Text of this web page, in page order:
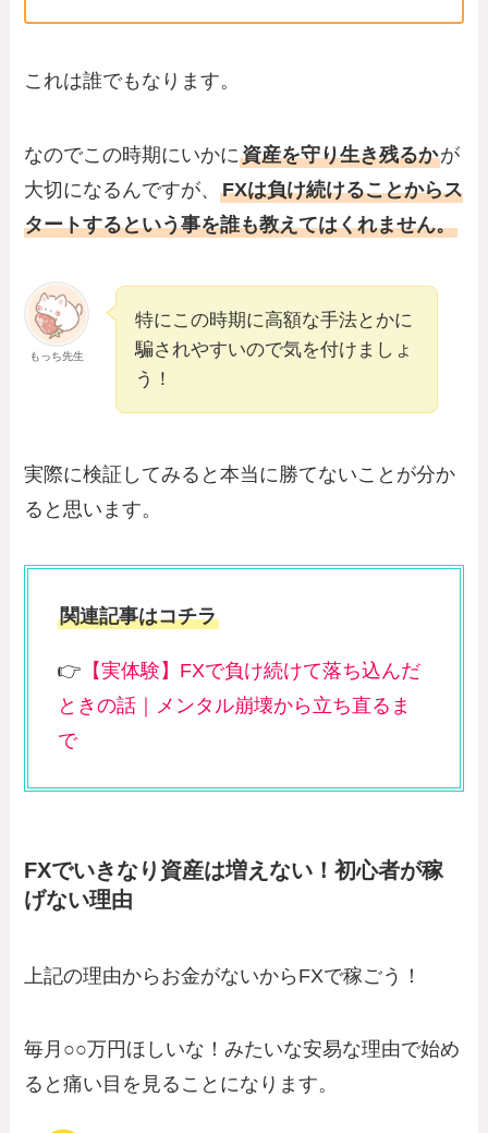
これは誰でもなります。
なのでこの時期にいかに資産を守り生き残るかが
大切になるんですが、FXは負け続けることからス
タートするという事を誰も教えてはくれません。
もっち先生
特にこの時期に高額な手法とかに
騙されやすいので気を付けましょ
う！
実際に検証してみると本当に勝てないことが分か
ると思います。
関連記事はコチラ
👉 【実体験】FXで負け続けて落ち込んだ
ときの話｜メンタル崩壊から立ち直るま
で
FXでいきなり資産は増えない！初心者が稼
げない理由
上記の理由からお金がないからFXで稼ごう！
毎月○○万円ほしいな！みたいな安易な理由で始め
ると痛い目を見ることになります。